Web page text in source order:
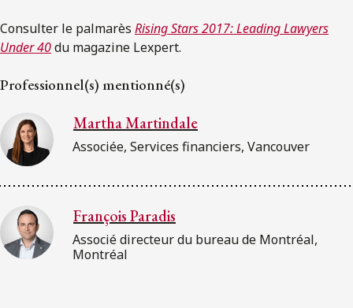
Consulter le palmarès Rising Stars 2017: Leading Lawyers
Under 40du magazine Lexpert.
Professionnel(s) mentionné(s)
Martha Martindale
Associée, Services financiers, Vancouver
François Paradis
Associé directeur du bureau de Montréal,
Montréal